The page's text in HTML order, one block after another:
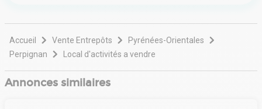
Accueil Vente Entrepôts
Pyrénées-Orientales
Perpignan
Local d'activités a vendre
Annonces similaires